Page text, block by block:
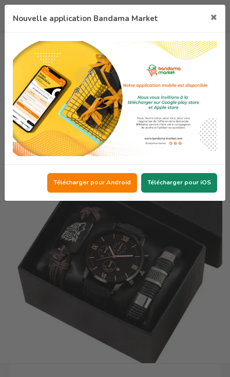
montre class
koumassi
10 000 F cfa
471 vues
Partager
Like 0
Nouvelle application Bandama Market
Télécharger pour Android Télécharger pour iOS